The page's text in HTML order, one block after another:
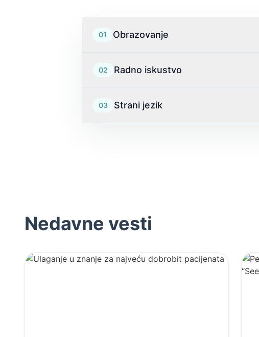
01 Obrazovanje
02 Radno iskustvo
03 Strani jezik
Nedavne vesti